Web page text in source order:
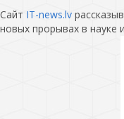
Сайт IT-news.lv
новых прорывах в науке